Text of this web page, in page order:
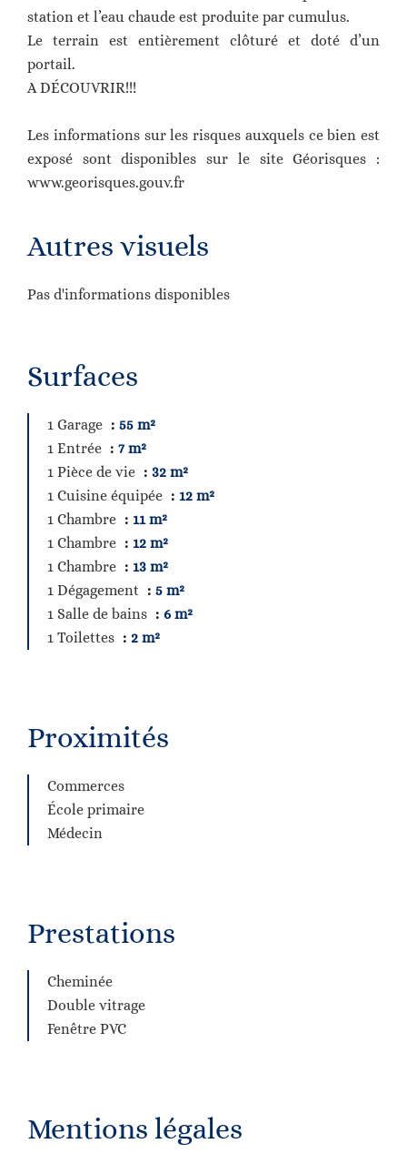
station et l’eau chaude est produite par cumulus.
Le terrain est entièrement clôturé et doté d’un
portail.
A DÉCOUVRIR!!!
Les informations sur les risques auxquels ce bien est
exposé sont disponibles sur le site Géorisques :
www.georisques.gouv.fr
Autres visuels
Pas d'informations disponibles
Surfaces
1 Garage
55 m²
1 Entrée
7 m²
1 Pièce de vie
32 m²
1 Cuisine équipée
12 m²
1 Chambre
11 m²
1 Chambre
12 m²
1 Chambre
13 m²
1 Dégagement
5 m²
1 Salle de bains
6 m²
1 Toilettes
2 m²
Proximités
Commerces
École primaire
Médecin
Prestations
Cheminée
Double vitrage
Fenêtre PVC
Mentions légales